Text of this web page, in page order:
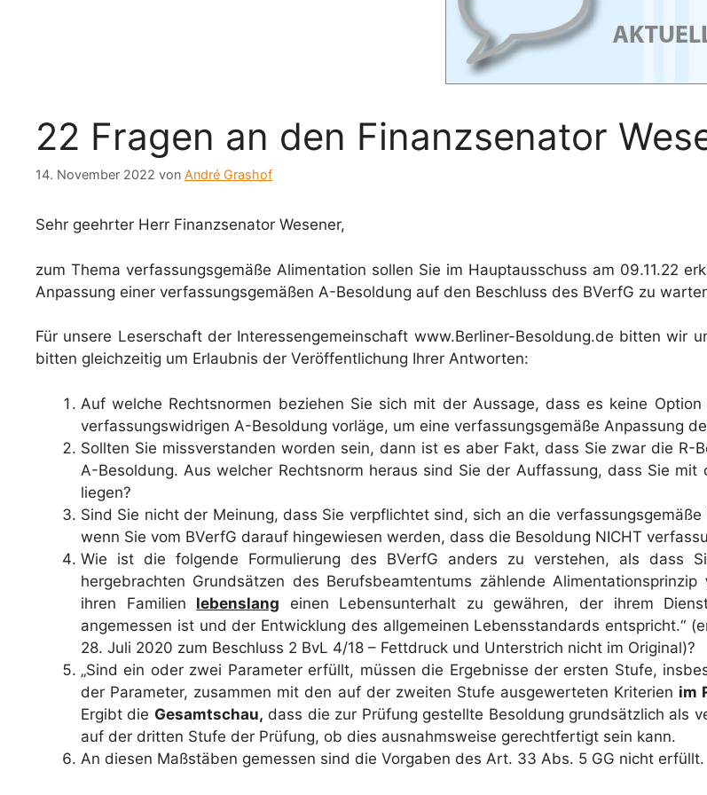
22 Fragen an den Finanzsenator
14. November 2022 von André Grashof
Sehr geehrter Herr Finanzsenator Wesener,
zum Thema verfassungsgemäße Alimentation sollen Sie im Hauptausschuss am 09.11.22
Anpassung einer verfassungsgemäßen A-Besoldung auf den Beschluss des BVerfG zu
Für unsere Leserschaft der Interessengemeinschaft www.Berliner-Besoldung.de bitten wir
bitten gleichzeitig um Erlaubnis der Veröffentlichung Ihrer Antworten:
Auf welche Rechtsnormen beziehen Sie sich mit der Aussage, dass es keine
verfassungswidrigen A-Besoldung vorläge, um eine verfassungsgemäße Anpassung
Sollten Sie missverstanden worden sein, dann ist es aber Fakt, dass Sie zwar die
A-Besoldung. Aus welcher Rechtsnorm heraus sind Sie der Auffassung, dass Sie
liegen?
Sind Sie nicht der Meinung, dass Sie verpflichtet sind, sich an die
wenn Sie vom BVerfG darauf hingewiesen werden, dass die Besoldung NICHT
Wie ist die folgende Formulierung des BVerfG anders zu verstehen, als dass
hergebrachten Grundsätzen des Berufsbeamtentums zählende Alimentationsprinzip
ihren Familien lebenslang einen Lebensunterhalt zu gewähren, der ihrem
angemessen ist und der Entwicklung des allgemeinen Lebensstandards entspricht.“
28. Juli 2020 zum Beschluss 2 BvL 4/18 – Fettdruck und Unterstrich nicht im Original)?
„Sind ein oder zwei Parameter erfüllt, müssen die Ergebnisse der ersten Stufe,
der Parameter, zusammen mit den auf der zweiten Stufe ausgewerteten Kriterien im
Ergibt die Gesamtschau, dass die zur Prüfung gestellte Besoldung grundsätzlich als
auf der dritten Stufe der Prüfung, ob dies ausnahmsweise gerechtfertigt sein kann.
An diesen Maßstäben gemessen sind die Vorgaben des Art. 33 Abs. 5 GG nicht erfüllt.